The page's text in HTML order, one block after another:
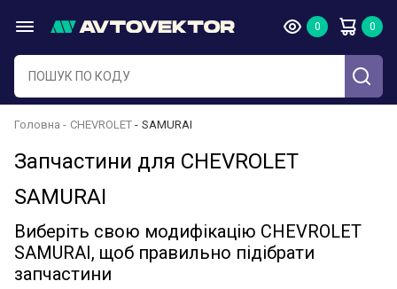
Головна CHEVROLET SAMURAI
Запчастини для CHEVROLET
SAMURAI
Виберіть свою модифікацію CHEVROLET
SAMURAI, щоб правильно підібрати
запчастини